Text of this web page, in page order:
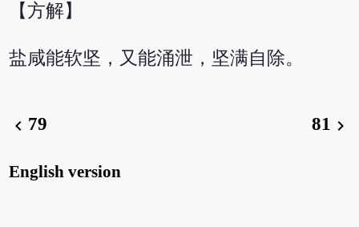
【方解】
盐咸能软坚，又能涌泄，坚满自除。
chevron_left 79 81 chevron_right
English version